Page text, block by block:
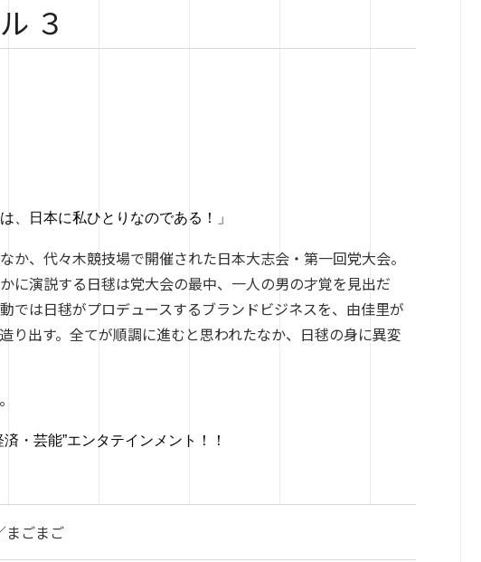
３
、 日本に私ひとりなのである！」
か、 代々木競技場で開催された日本大志会 ・ 第一回党大会。
に演説する日毬は党大会の最中、一人の男の才覚を見出だ
では日毬がプロデュースするブランドビジネスを、 由佳里が
造り出す。 全てが順調に進むと思われたなか、日毬の身に異変
。
済・芸能”エンタテイン メント！！
ごまご